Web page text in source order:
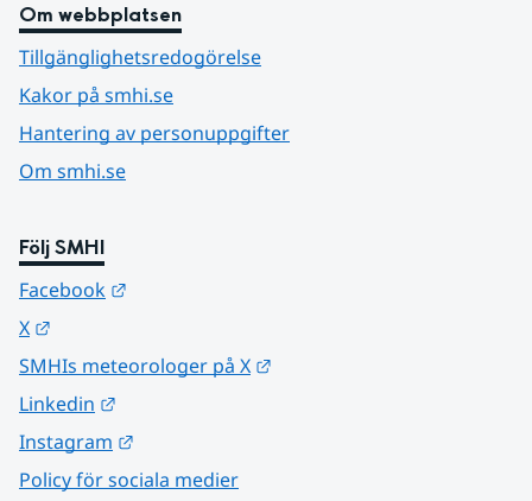
Om webbplatsen
Tillgänglighetsredogörelse
Kakor på smhi.se
Hantering av personuppgifter
Om smhi.se
Följ SMHI
Facebook
X
SMHIs meteorologer på X
Linkedin
Instagram
Policy för sociala medier